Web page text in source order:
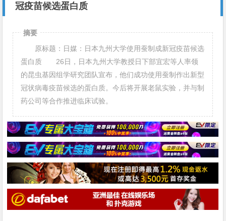
冠疫苗候选蛋白质
摘要
原标题：日媒：日本九州大学使用蚕制成新冠疫苗候选
蛋白质 26日，日本九州大学教授日下部宜宏等人率领
的昆虫基因组学研究团队宣布，他们成功使用蚕制作出新型
冠状病毒疫苗候选的蛋白质。今后将开展老鼠实验，并与制
药公司等合作推进临床试验。